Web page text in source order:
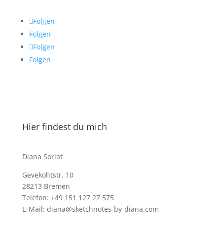
Folgen
Folgen
Folgen
Folgen
Hier findest du mich
Diana Soriat
Gevekohtstr. 10
28213 Bremen
Telefon: +49 151 127 27 575
E-Mail: diana@sketchnotes-by-diana.com